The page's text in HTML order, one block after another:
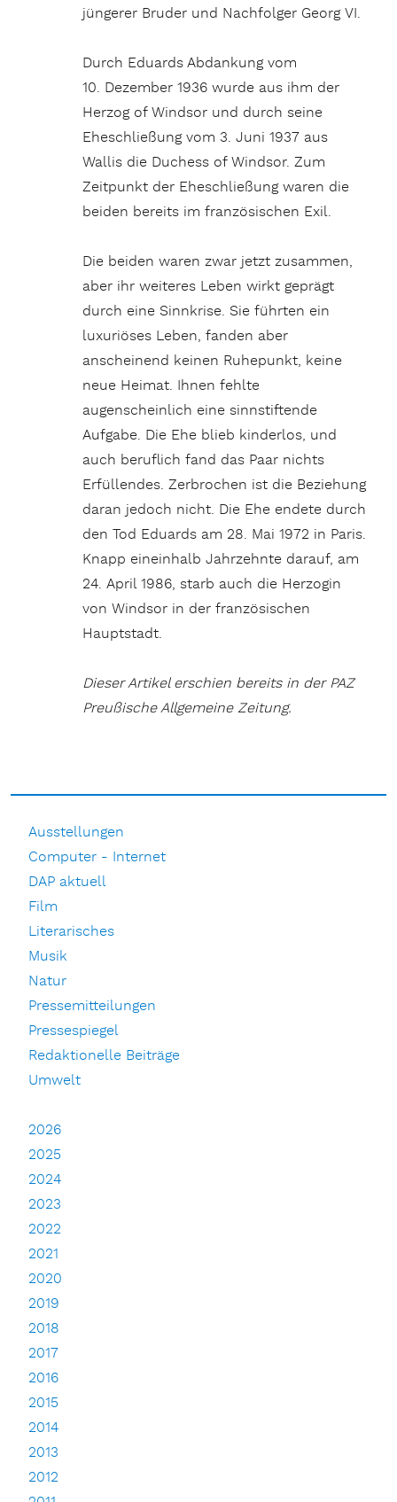
jüngerer Bruder und Nachfolger Georg VI.
Durch Eduards Abdankung vom
10. Dezember 1936 wurde aus ihm der
Herzog of Windsor und durch seine
Eheschließung vom 3. Juni 1937 aus
Wallis die Duchess of Windsor. Zum
Zeitpunkt der Eheschließung waren die
beiden bereits im französischen Exil.
Die beiden waren zwar jetzt zusammen,
aber ihr weiteres Leben wirkt geprägt
durch eine Sinnkrise. Sie führten ein
luxuriöses Leben, fanden aber
anscheinend keinen Ruhepunkt, keine
neue Heimat. Ihnen fehlte
augenscheinlich eine sinnstiftende
Aufgabe. Die Ehe blieb kinderlos, und
auch beruflich fand das Paar nichts
Erfüllendes. Zerbrochen ist die Beziehung
daran jedoch nicht. Die Ehe endete durch
den Tod Eduards am 28. Mai 1972 in Paris.
Knapp eineinhalb Jahrzehnte darauf, am
24. April 1986, starb auch die Herzogin
von Windsor in der französischen
Hauptstadt.
Dieser Artikel erschien bereits in der PAZ
Preußische Allgemeine Zeitung.
Ausstellungen
Computer - Internet
DAP aktuell
Film
Literarisches
Musik
Natur
Pressemitteilungen
Pressespiegel
Redaktionelle Beiträge
Umwelt
2026
2025
2024
2023
2022
2021
2020
2019
2018
2017
2016
2015
2014
2013
2012